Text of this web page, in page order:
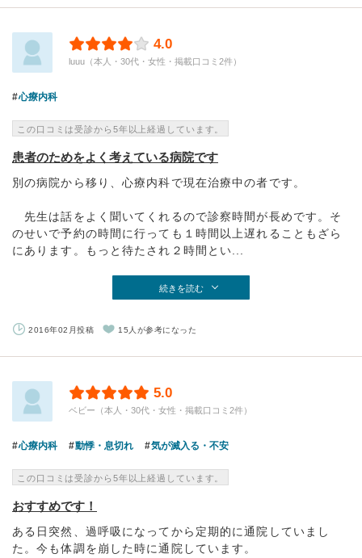
4.0
luuu（本人・30代・女性・掲載口コミ2件）
心療内科
この口コミは受診から5年以上経過しています。
患者のためをよく考えている病院です
別の病院から移り、心療内科で現在治療中の者です。
先生は話をよく聞いてくれるので診察時間が長めです。そ
のせいで予約の時間に行っても１時間以上遅れることもざら
にあります。もっと待たされ２時間とい...
続きを読む
2016年02月投稿 15人が参考になった
5.0
ベビー（本人・30代・女性・掲載口コミ2件）
心療内科 動悸・息切れ 気が滅入る・不安
この口コミは受診から5年以上経過しています。
おすすめです！
ある日突然、過呼吸になってから定期的に通院していまし
た。今も体調を崩した時に通院しています。